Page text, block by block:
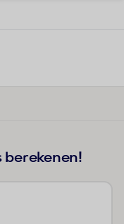
berekenen!